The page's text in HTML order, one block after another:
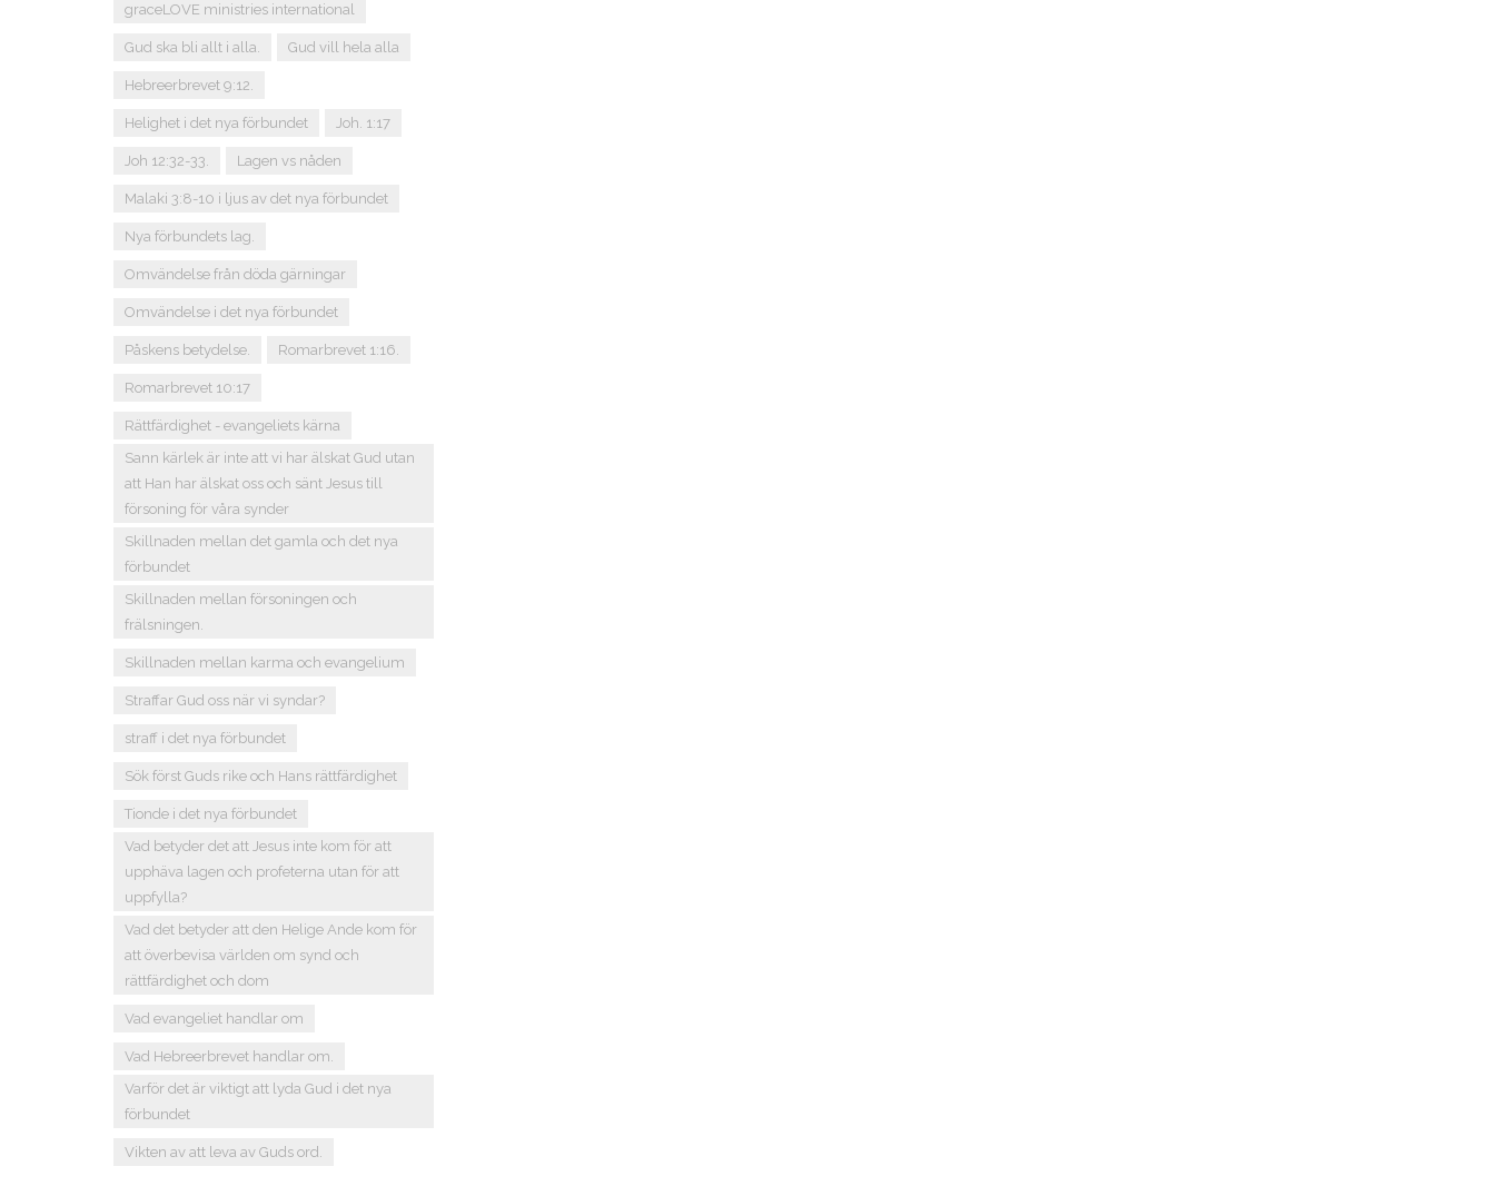
graceLOVE ministries international
Gud ska bli allt i alla. Gud vill hela alla
Hebreerbrevet 9:12.
Helighet i det nya förbundet Joh. 1:17
Joh 12:32-33. Lagen vs nåden
Malaki 3:8-10 i ljus av det nya förbundet
Nya förbundets lag.
Omvändelse från döda gärningar
Omvändelse i det nya förbundet
Påskens betydelse. Romarbrevet 1:16.
Romarbrevet 10:17
Rättfärdighet - evangeliets kärna
Sann kärlek är inte att vi har älskat Gud utan
att Han har älskat oss och sänt Jesus till
försoning för våra synder
Skillnaden mellan det gamla och det nya
förbundet
Skillnaden mellan försoningen och
frälsningen.
Skillnaden mellan karma och evangelium
Straffar Gud oss när vi syndar?
straff i det nya förbundet
Sök först Guds rike och Hans rättfärdighet
Tionde i det nya förbundet
Vad betyder det att Jesus inte kom för att
upphäva lagen och profeterna utan för att
uppfylla?
Vad det betyder att den Helige Ande kom för
att överbevisa världen om synd och
rättfärdighet och dom
Vad evangeliet handlar om
Vad Hebreerbrevet handlar om.
Varför det är viktigt att lyda Gud i det nya
förbundet
Vikten av att leva av Guds ord.